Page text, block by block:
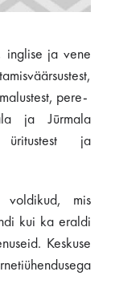
inglise ja vene
pere-
ja Jūrmala
üritustest ja
voldikud, mis
kui ka eraldi
Keskuse